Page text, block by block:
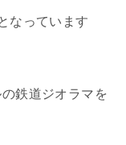
なっています
鉄道ジオラマを